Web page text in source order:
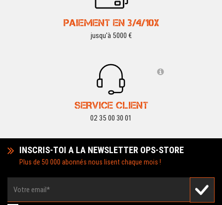
PAIEMENT EN 3/4/10X
jusqu'à 5000 €
SERVICE CLIENT
02 35 00 30 01
INSCRIS-TOI A LA NEWSLETTER OPS-STORE
Plus de 50 000 abonnés nous lisent chaque mois !